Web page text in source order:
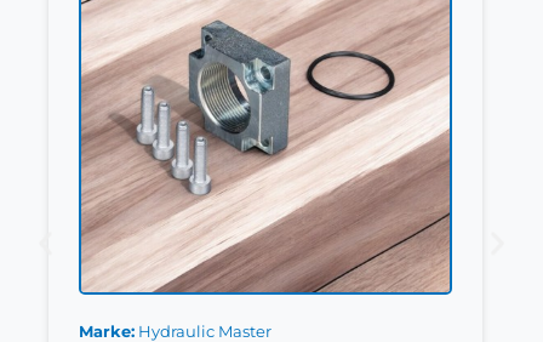
Marke Hydraulic Master